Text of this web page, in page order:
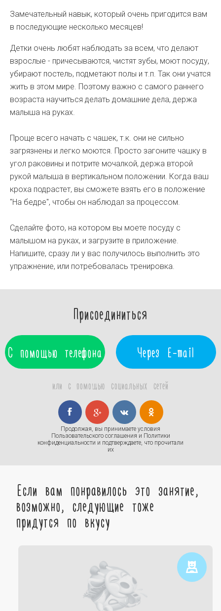
Замечательный навык, который очень пригодится вам
в последующие несколько месяцев!
Детки очень любят наблюдать за всем, что делают
взрослые - причесываются, чистят зубы, моют посуду,
убирают постель, подметают полы и т.п. Так они учатся
жить в этом мире. Поэтому важно с самого раннего
возраста научиться делать домашние дела, держа
малыша на руках.
Проще всего начать с чашек, т.к. они не сильно
загрязнены и легко моются. Просто загоните чашку в
угол раковины и потрите мочалкой, держа второй
рукой малыша в вертикальном положении. Когда ваш
кроха подрастет, вы сможете взять его в положение
"На бедре", чтобы он наблюдал за процессом.
Сделайте фото, на котором вы моете посуду с
малышом на руках, и загрузите в приложение.
Напишите, сразу ли у вас получилось выполнить это
упражнение, или потребовалась тренировка.
Присоединиться
С помощью телефона Через E-mail
или с помощью социальных сетей
Продолжая, вы принимаете условия
Пользовательского соглашения и Политики
конфиденциальности и подтверждаете, что прочитали
их
Если вам понравилось это занятие,
возможно, следующие тоже
придутся по вкусу